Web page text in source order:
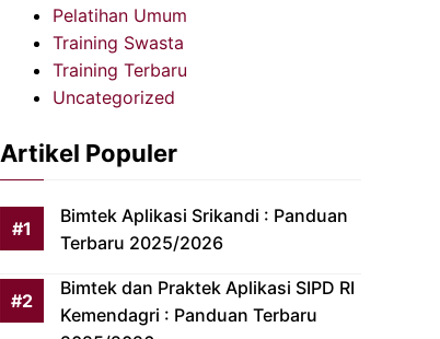
Pelatihan Umum
Training Swasta
Training Terbaru
Uncategorized
Artikel Populer
Bimtek Aplikasi Srikandi : Panduan
Terbaru 2025/2026
Bimtek dan Praktek Aplikasi SIPD RI
Kemendagri : Panduan Terbaru